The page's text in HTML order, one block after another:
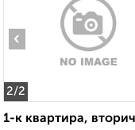
2/2
‹
1-к квартира,